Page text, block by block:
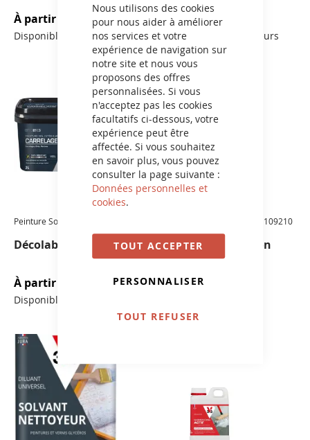
Nous utilisons des cookies
pour nous aider à améliorer
nos services et votre
expérience de navigation sur
notre site et nous vous
proposons des offres
personnalisées. Si vous
n'acceptez pas les cookies
facultatifs ci-dessous, votre
expérience peut être
affectée. Si vous souhaitez
en savoir plus, vous pouvez
consulter la page suivante :
Données personnelles et
cookies.
TOUT ACCEPTER
PERSONNALISER
TOUT REFUSER
À partir de
44,00 €
Disponible en 6 couleurs
À partir de 5,90 €
Disponible en 18 couleurs
Peinture Sol Intérieur
Décolab ® Carrelage
À partir de
Disponible en 10 couleurs
Rouleau Laqueur - 180 mm 109210
Rouleau Rénovation
13,20 €